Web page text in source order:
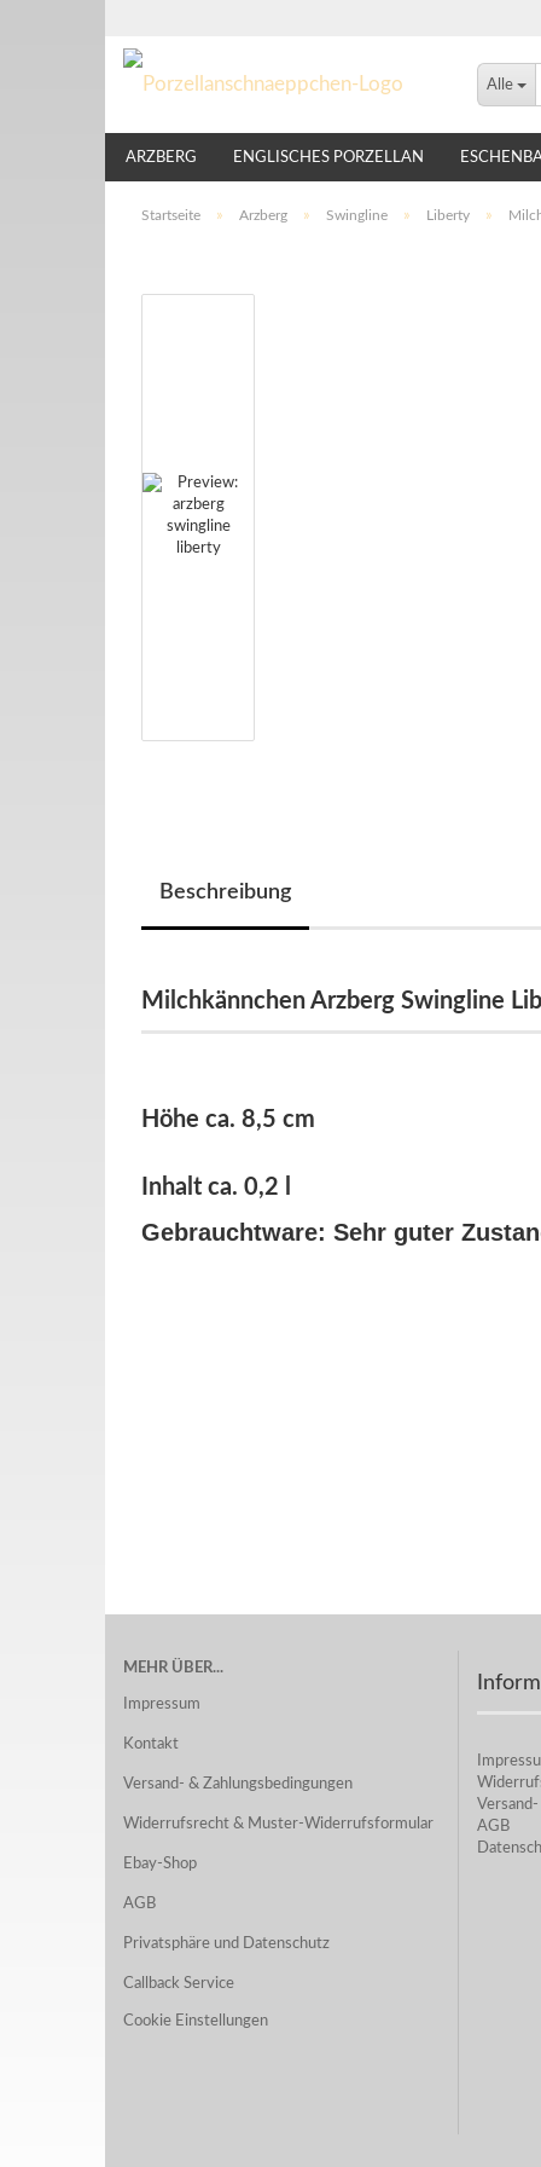
Alle
ARZBERG ENGLISCHES PORZELLAN
LINDNER NIKKO ROSENTHAL
Startseite » Arzberg » Swingline » Liberty »
Beschreibung
Milchkännchen Arzberg Swingline
Höhe ca. 8,5 cm
Inhalt ca. 0,2 l
Gebrauchtware: Sehr guter
MEHR ÜBER...
Impressum
Kontakt
Versand- & Zahlungsbedingungen
Widerrufsrecht & Muster-Widerrufsformular
Ebay-Shop
AGB
Privatsphäre und Datenschutz
Callback Service
Cookie Einstellungen
AGB